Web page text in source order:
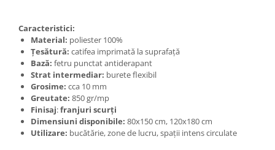
Caracteristici:
Material: poliester 100%
Țesătură: catifea imprimată la suprafață
Bază: fetru punctat antiderapant
Strat intermediar: burete flexibil
Grosime: cca 10 mm
Greutate: 850 gr/mp
Finisaj:franjuri scurți
Dimensiuni disponibile: 80x150 cm, 120x180 cm
Utilizare: bucătărie, zone de lucru, spații intens circulate